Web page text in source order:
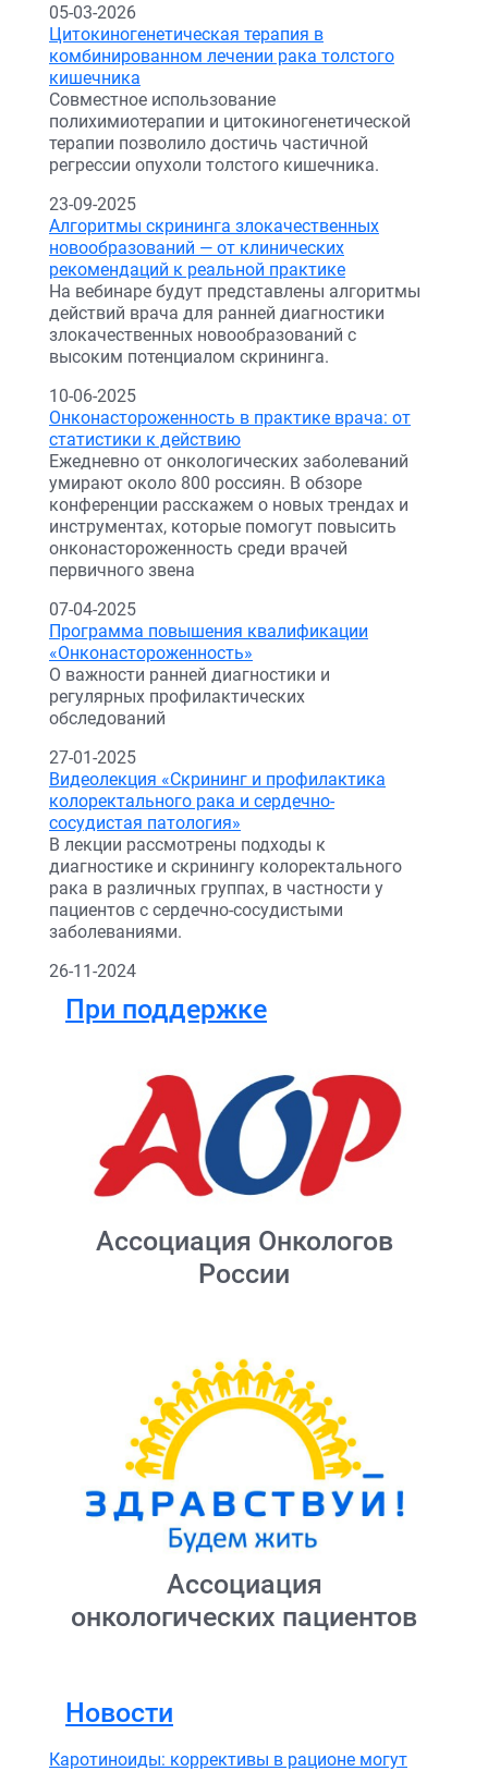
05-03-2026
Цитокиногенетическая терапия в
комбинированном лечении рака толстого
кишечника
Совместное использование
полихимиотерапии и цитокиногенетической
терапии позволило достичь частичной
регрессии опухоли толстого кишечника.
23-09-2025
Алгоритмы скрининга злокачественных
новообразований — от клинических
рекомендаций к реальной практике
На вебинаре будут представлены алгоритмы
действий врача для ранней диагностики
злокачественных новообразований с
высоким потенциалом скрининга.
10-06-2025
Онконастороженность в практике врача: от
статистики к действию
Ежедневно от онкологических заболеваний
умирают около 800 россиян. В обзоре
конференции расскажем о новых трендах и
инструментах, которые помогут повысить
онконастороженность среди врачей
первичного звена
07-04-2025
Программа повышения квалификации
«Онконастороженность»
О важности ранней диагностики и
регулярных профилактических
обследований
27-01-2025
Видеолекция «Скрининг и профилактика
колоректального рака и сердечно-
сосудистая патология»
В лекции рассмотрены подходы к
диагностике и скринингу колоректального
рака в различных группах, в частности у
пациентов с сердечно-сосудистыми
заболеваниями.
26-11-2024
При поддержке
Ассоциация Онкологов
России
Ассоциация
онкологических пациентов
Новости
Каротиноиды: коррективы в рационе могут